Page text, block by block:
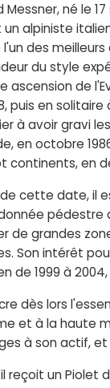
Messner, né le
un alpiniste
des
du style
ascension de
puis en
à avoir gravi
en octobre
continents, en
cette date, il
pédestre
de grandes
Son intérêt
de 1999 à
dès lors
et à la haute
à son actif,
il reçoit un